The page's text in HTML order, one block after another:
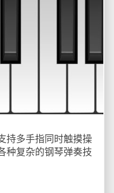
多手指同时触摸操
种复杂的钢琴弹奏技